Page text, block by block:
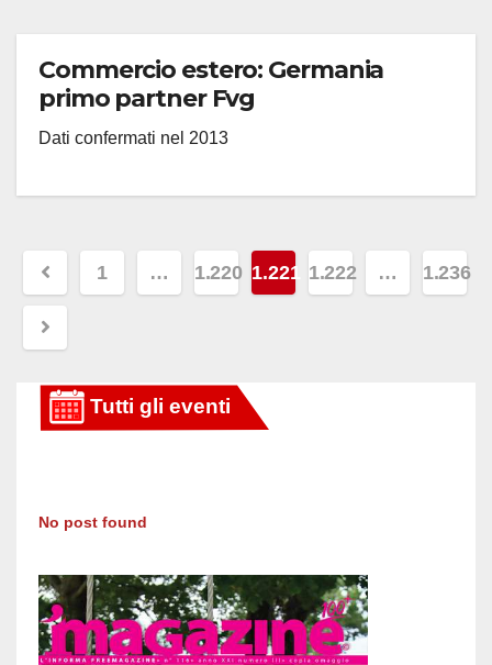
Commercio estero: Germania
primo partner Fvg
Dati confermati nel 2013
Paginazione
degli
articoli
1 … 1.220 1.221 1.222 … 1.236
No post found